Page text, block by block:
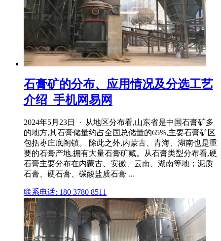
石膏矿的分布、应用情况及分选工艺
介绍_手机网易网
2024年5月23日 · 从地区分布看,山东省是中国石膏矿多
的地方,其石膏储量约占全国总储量的65%,主要石膏矿区
包括枣庄底阁镇。 除此之外,内蒙古、青海、湖南也是重
要的石膏产地,拥有大量石膏矿藏。从石膏类型分布看,硬
石膏主要分布在内蒙古、安徽、云南、湖南等地；泥质
石膏、硬石膏、碳酸盐质石膏 ...
联系电话: 180 3780 8511